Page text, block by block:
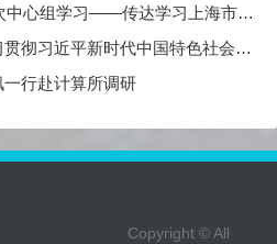
精神、传达学习习近平总书记在省部级主要领导干部学习贯彻党的十九届六中全会精神专题研讨班开班式上发表的重要讲话
色社会主义思想主题教育中心组学习会暨第九期读书班活动
行赴计算所调研
Copyright © All